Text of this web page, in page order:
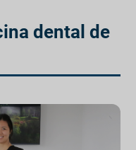
dental de